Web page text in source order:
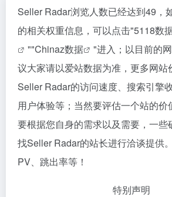
Seller Radar浏览人数已经达到49，
的相关权重信息，可以点击"5118数
""Chinaz数据
"进入；以目前的
议大家请以爱站数据为准，更多网站
Seller Radar的访问速度、搜索引擎
用户体验等；当然要评估一个站的价
要根据您自身的需求以及需要，一些
找Seller Radar的站长进行洽谈提供
PV、跳出率等！
特别声明